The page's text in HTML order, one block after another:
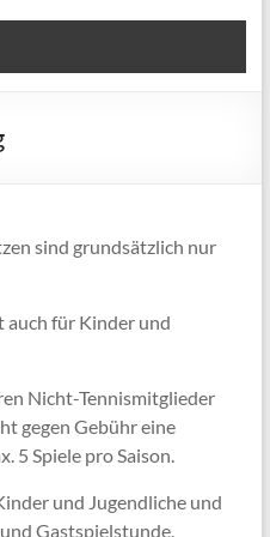
sind grundsätzlich nur
auch für Kinder und
Nicht-Tennismitglieder
gegen Gebühr eine
5 Spiele pro Saison.
und Jugendliche und
Gastspielstunde.